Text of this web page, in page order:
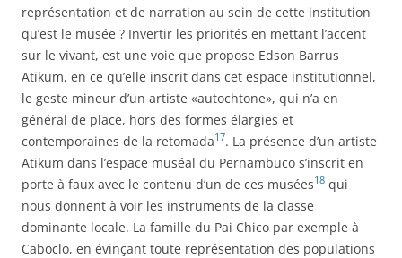
représentation et de narration au sein de cette institution
qu’est le musée ? Invertir les priorités en mettant l’accent
sur le vivant, est une voie que propose Edson Barrus
Atikum, en ce qu’elle inscrit dans cet espace institutionnel,
le geste mineur d’un artiste «autochtone», qui n’a en
général de place, hors des formes élargies et
contemporaines de la retomada17. La présence d’un artiste
Atikum dans l’espace muséal du Pernambuco s’inscrit en
porte à faux avec le contenu d’un de ces musées18 qui
nous donnent à voir les instruments de la classe
dominante locale. La famille du Pai Chico par exemple à
Caboclo, en évinçant toute représentation des populations